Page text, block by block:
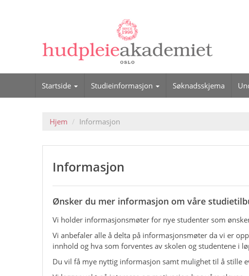
Startside Studieinformasjon Søknadsskjema
Hjem Informasjon
Informasjon
Ønsker du mer informasjon om våre
Vi holder informasjonsmøter for nye studenter som
Vi anbefaler alle å delta på informasjonsmøter da vi er
innhold og hva som forventes av skolen og studentene i
Du vil få mye nyttig informasjon samt mulighet til å stille